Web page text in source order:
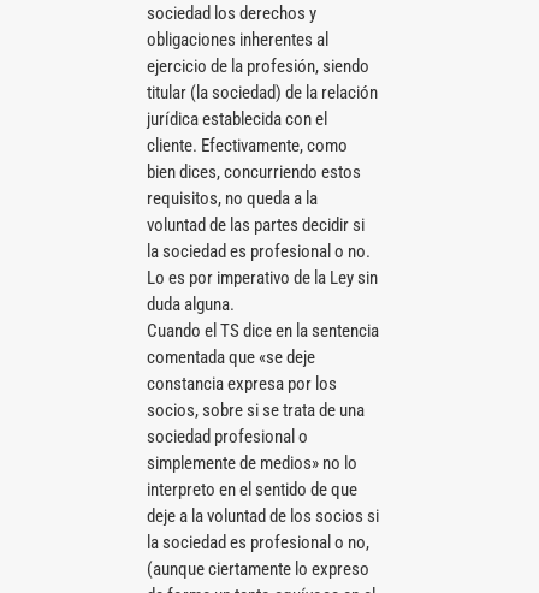
sociedad los derechos y
obligaciones inherentes al
ejercicio de la profesión, siendo
titular (la sociedad) de la relación
jurídica establecida con el
cliente. Efectivamente, como
bien dices, concurriendo estos
requisitos, no queda a la
voluntad de las partes decidir si
la sociedad es profesional o no.
Lo es por imperativo de la Ley sin
duda alguna.
Cuando el TS dice en la sentencia
comentada que «se deje
constancia expresa por los
socios, sobre si se trata de una
sociedad profesional o
simplemente de medios» no lo
interpreto en el sentido de que
deje a la voluntad de los socios si
la sociedad es profesional o no,
(aunque ciertamente lo expreso